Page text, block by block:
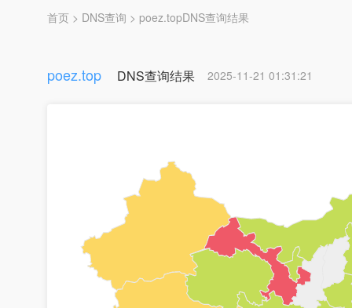
首页 > DNS查询 > poez.topDNS查询结果
poez.top DNS查询结果 2025-11-21 01:31:21